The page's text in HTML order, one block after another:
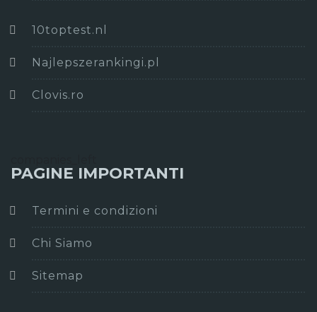
10toptest.nl
Najlepszerankingi.pl
Clovis.ro
PAGINE IMPORTANTI
Termini e condizioni
Chi Siamo
Sitemap